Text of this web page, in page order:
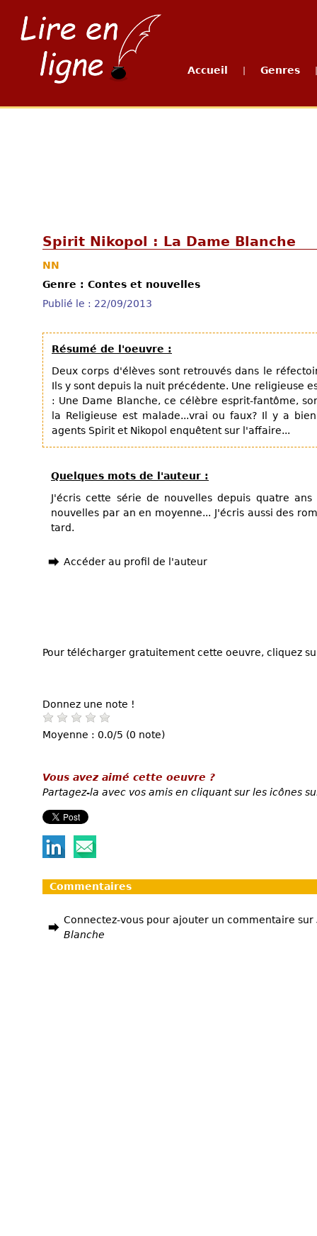
Accueil Genres
Spirit Nikopol : La Dame Blanche
NN
Genre : Contes et nouvelles
Publié le : 22/09/2013
Résumé de l'oeuvre :
Deux corps d'élèves sont retrouvés dans le
Ils y sont depuis la nuit précédente. Une religieuse
: Une Dame Blanche, ce célèbre esprit-fantôme,
la Religieuse est malade...vrai ou faux? Il y a
agents Spirit et Nikopol enquêtent sur l'affaire...
Quelques mots de l'auteur :
J'écris cette série de nouvelles depuis quatre
nouvelles par an en moyenne... J'écris aussi des
tard.
Accéder au profil de l'auteur
Pour télécharger gratuitement cette oeuvre, cliquez
Donnez une note !
Moyenne : 0.0/5 (0 note)
Vous avez aimé cette oeuvre ?
Partagez-la avec vos amis en cliquant sur les icônes
Commentaires
Connectez-vous pour ajouter un commentaire sur
Blanche